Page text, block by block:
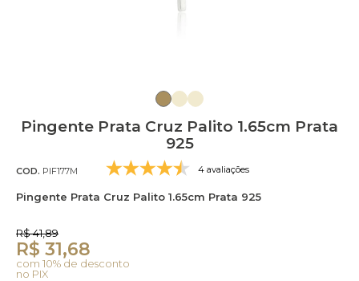
Pingente Prata Cruz Palito 1.65cm Prata
925
COD. PIF177M 4 avaliações
Pingente Prata Cruz Palito 1.65cm Prata 925
R$ 41,89
R$ 31,68
com 10% de desconto
no PIX